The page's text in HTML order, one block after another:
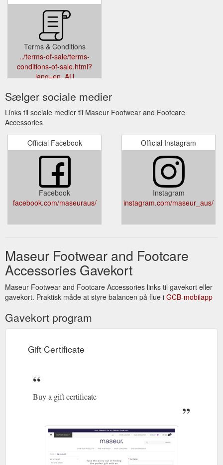
Terms & Conditions
../terms-of-sale/terms-
conditions-of-sale.html?
lang=en_AU
Sælger sociale medier
Links til sociale medier til Maseur Footwear and Footcare
Accessories
Official Facebook
Facebook
facebook.com/maseuraus/
Official Instagram
Instagram
instagram.com/maseur_aus/
Maseur Footwear and Footcare
Accessories Gavekort
Maseur Footwear and Footcare Accessories links til gavekort eller
gavekort. Praktisk måde at styre balancen på flue i GCB-mobilapp
Gavekort program
Gift Certificate
Buy a gift certificate